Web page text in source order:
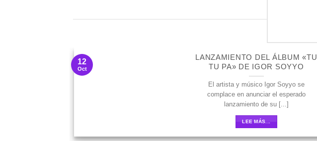
LANZAMIENTO DEL ÁLBUM «TU
TU PA» DE IGOR SOYYO
El artista y músico Igor Soyyo se
complace en anunciar el esperado
lanzamiento de su [...]
LEE MÁS...
12
Oct